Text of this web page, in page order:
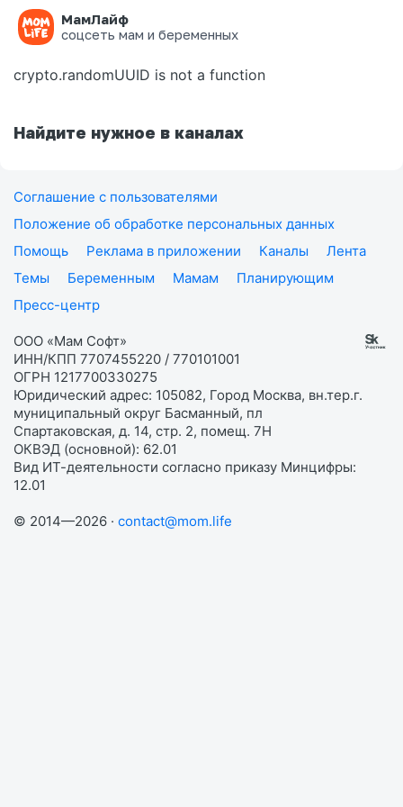
МамЛайф
соцсеть мам и беременных
Ошибка на странице
crypto.randomUUID is not a function
Найдите нужное в каналах
Соглашение с пользователями
Положение об обработке персональных данных
Помощь
Реклама в приложении Каналы
Лента
Темы
Беременным Мамам
Планирующим
Пресс-центр
ООО «Мам Софт»
ИНН/КПП 7707455220 / 770101001
ОГРН 1217700330275
Юридический адрес: 105082, Город Москва, вн.тер.г.
муниципальный округ Басманный, пл
Спартаковская, д. 14, стр. 2, помещ. 7Н
ОКВЭД (основной): 62.01
Вид ИТ-деятельности согласно приказу Минцифры:
12.01
© 2014—2026 · contact@mom.life